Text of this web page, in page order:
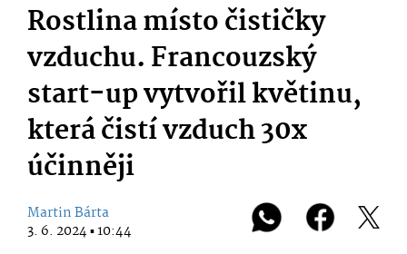
Rostlina místo čističky
vzduchu. Francouzský
start-up vytvořil květinu,
která čistí vzduch 30x
účinněji
Martin Bárta
3. 6. 2024 ▪ 10:44